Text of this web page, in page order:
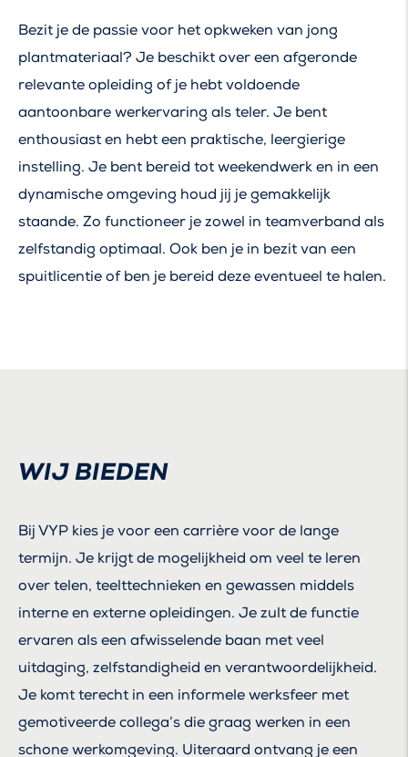
Bezit je de passie voor het opkweken van jong
plantmateriaal? Je beschikt over een afgeronde
relevante opleiding of je hebt voldoende
aantoonbare werkervaring als teler. Je bent
enthousiast en hebt een praktische, leergierige
instelling. Je bent bereid tot weekendwerk en in een
dynamische omgeving houd jij je gemakkelijk
staande. Zo functioneer je zowel in teamverband als
zelfstandig optimaal. Ook ben je in bezit van een
spuitlicentie of ben je bereid deze eventueel te halen.
WIJ BIEDEN
Bij VYP kies je voor een carrière voor de lange
termijn. Je krijgt de mogelijkheid om veel te leren
over telen, teelttechnieken en gewassen middels
interne en externe opleidingen. Je zult de functie
ervaren als een afwisselende baan met veel
uitdaging, zelfstandigheid en verantwoordelijkheid.
Je komt terecht in een informele werksfeer met
gemotiveerde collega’s die graag werken in een
schone werkomgeving. Uiteraard ontvang je een